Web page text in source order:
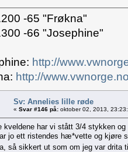
-65 "Frøkna"
-66 "Josephine"
http://
http://
Sv: Annelies lille røde
« Svar #146 på: oktober 02, 2013,
kveldene har vi stått 3/4 stykken
jo ett ristendes hæ*vette og kjøre
så sikkert ut som om jeg var